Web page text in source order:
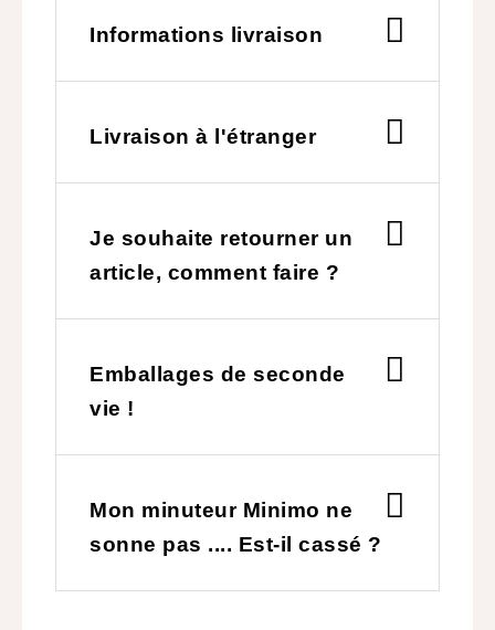
Informations livraison
Livraison à l'étranger
Je souhaite retourner un
article, comment faire ?
Emballages de seconde
vie !
Mon minuteur Minimo ne
sonne pas .... Est-il cassé ?